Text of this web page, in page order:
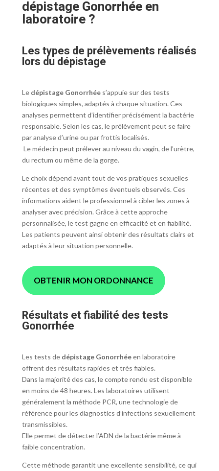
dépistage Gonorrhée en
laboratoire ?
Les types de prélèvements réalisés
lors du dépistage
Le dépistage Gonorrhées’appuie sur des tests
biologiques simples, adaptés à chaque situation. Ces
analyses permettent d’identifier précisément la bactérie
responsable. Selon les cas, le prélèvement peut se faire
par analyse d’urine ou par frottis localisés.
Le médecin peut prélever au niveau du vagin, de l’urètre,
du rectum ou même de la gorge.
Le choix dépend avant tout de vos pratiques sexuelles
récentes et des symptômes éventuels observés. Ces
informations aident le professionnel à cibler les zones à
analyser avec précision. Grâce à cette approche
personnalisée, le test gagne en efficacité et en fiabilité.
Les patients peuvent ainsi obtenir des résultats clairs et
adaptés à leur situation personnelle.
OBTENIR MON ORDONNANCE
Résultats et fiabilité des tests
Gonorrhée
Les tests de dépistage Gonorrhéeen laboratoire
offrent des résultats rapides et très fiables.
Dans la majorité des cas, le compte rendu est disponible
en moins de 48 heures. Les laboratoires utilisent
généralement la méthode PCR, une technologie de
référence pour les diagnostics d’infections sexuellement
transmissibles.
Elle permet de détecter l’ADN de la bactérie même à
faible concentration.
Cette méthode garantit une excellente sensibilité, ce qui